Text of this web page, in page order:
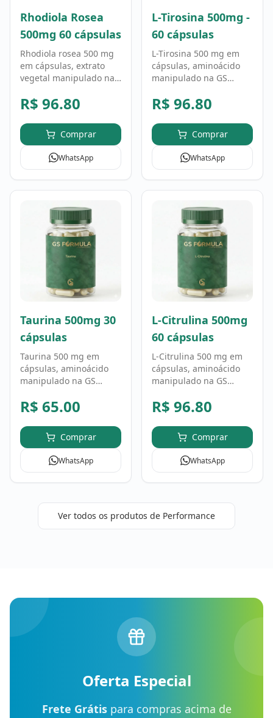
Rhodiola Rosea
500mg 60 cápsulas
Rhodiola rosea 500 mg
em cápsulas, extrato
vegetal manipulado na
personalizada, uso
profissional.
R$ 96.80
Comprar
WhatsApp
L-Tirosina 500mg -
60 cápsulas
L-Tirosina 500 mg em
cápsulas, aminoácido
manipulado na GS
personalizada. Uso
profissional.
R$ 96.80
Comprar
WhatsApp
Taurina 500mg 30
cápsulas
Taurina 500 mg em
cápsulas, aminoácido
manipulado na GS
personalizada. Uso
profissional.
R$ 65.00
Comprar
WhatsApp
L-Citrulina 500mg
60 cápsulas
L-Citrulina 500 mg em
cápsulas, aminoácido
manipulado na GS
personalizada. Uso
profissional.
R$ 96.80
Comprar
WhatsApp
Ver todos os produtos de Performance
Oferta Especial
Frete Grátispara compras acima de